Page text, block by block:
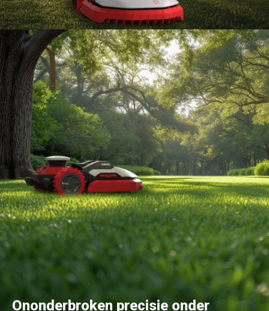
Ononderbroken precisie onder